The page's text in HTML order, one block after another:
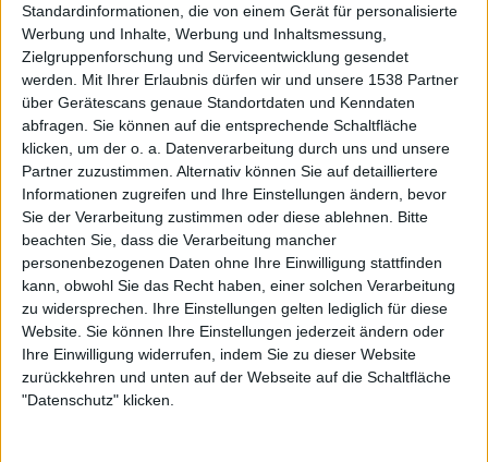
Standardinformationen, die von einem Gerät für personalisierte
Werbung und Inhalte, Werbung und Inhaltsmessung,
Zielgruppenforschung und Serviceentwicklung gesendet
werden. Mit Ihrer Erlaubnis dürfen wir und unsere 1538 Partner
über Gerätescans genaue Standortdaten und Kenndaten
abfragen. Sie können auf die entsprechende Schaltfläche
klicken, um der o. a. Datenverarbeitung durch uns und unsere
Partner zuzustimmen. Alternativ können Sie auf detailliertere
Informationen zugreifen und Ihre Einstellungen ändern, bevor
Sie der Verarbeitung zustimmen oder diese ablehnen. Bitte
beachten Sie, dass die Verarbeitung mancher
personenbezogenen Daten ohne Ihre Einwilligung stattfinden
kann, obwohl Sie das Recht haben, einer solchen Verarbeitung
zu widersprechen. Ihre Einstellungen gelten lediglich für diese
Website. Sie können Ihre Einstellungen jederzeit ändern oder
Ihre Einwilligung widerrufen, indem Sie zu dieser Website
zurückkehren und unten auf der Webseite auf die Schaltfläche
"Datenschutz" klicken.
„Through The Archdemons Head“ bietet in seiner
knappen Stunde eine fabelhafte Ladung altmodischen
Doom Metals mit einer ganzen Menge frischer Ansätze.
Der Gesang könnte für Hörer, die mit etwas rauheren
Gesangsarten nichts anzufangen wissen, anfangs etwas
gewöhnungsbedürftig sein, aber ich empfehle jedem
wärmstens, sich darauf einzulassen. Dieses Debüt
verdient es, gehört zu werden und sollte an niemandem,
der Doom Metal zu schätzen weiß, spurlos vorbeigehen!
Zur Startseite